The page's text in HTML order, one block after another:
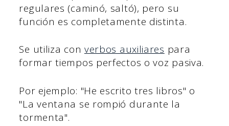
regulares (caminó, saltó), pero su
función es completamente distinta.
Se utiliza con verbos auxiliares para
formar tiempos perfectos o voz pasiva.
Por ejemplo: "He escrito tres libros" o
"La ventana se rompió durante la
tormenta".